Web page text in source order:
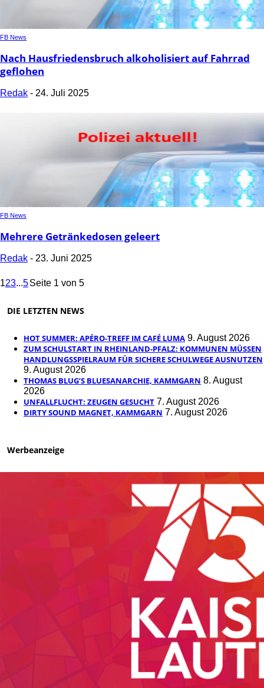
FB News
Nach Hausfriedensbruch alkoholisiert auf Fahrrad
geflohen
Redak - 24. Juli 2025
FB News
Mehrere Getränkedosen geleert
Redak - 23. Juni 2025
123...5Seite 1 von 5
DIE LETZTEN NEWS
HOT SUMMER: APÉRO-TREFF IM CAFÉ LUMA 9. August 2026
ZUM SCHULSTART IN RHEINLAND-PFALZ: KOMMUNEN MÜSSEN
HANDLUNGSSPIELRAUM FÜR SICHERE SCHULWEGE AUSNUTZEN
9. August 2026
THOMAS BLUG’S BLUESANARCHIE, KAMMGARN 8. August
2026
UNFALLFLUCHT: ZEUGEN GESUCHT 7. August 2026
DIRTY SOUND MAGNET, KAMMGARN 7. August 2026
Werbeanzeige